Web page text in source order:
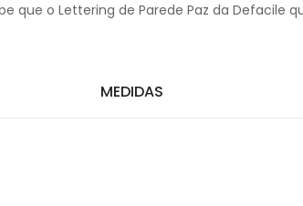
que o Lettering de Parede Paz da
MEDIDAS